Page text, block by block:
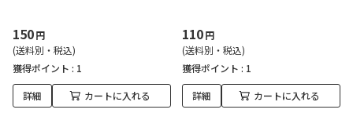
150円
(送料別・税込)
獲得ポイント : 1
詳細 カートに入れる
110円
(送料別・税込)
獲得ポイント : 1
詳細 カートに入れる